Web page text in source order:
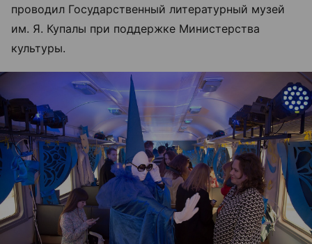
проводил Государственный литературный музей
им. Я. Купалы при поддержке Министерства
культуры.